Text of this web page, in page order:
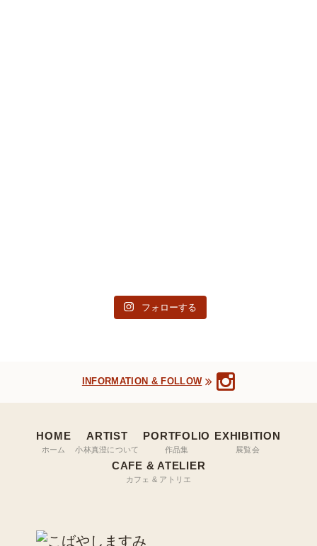
フォローする
INFORMATION & FOLLOW
HOME
ホーム
ARTIST
小林真澄について
PORTFOLIO
作品集
EXHIBITION
展覧会
CAFE & ATELIER
カフェ & アトリエ